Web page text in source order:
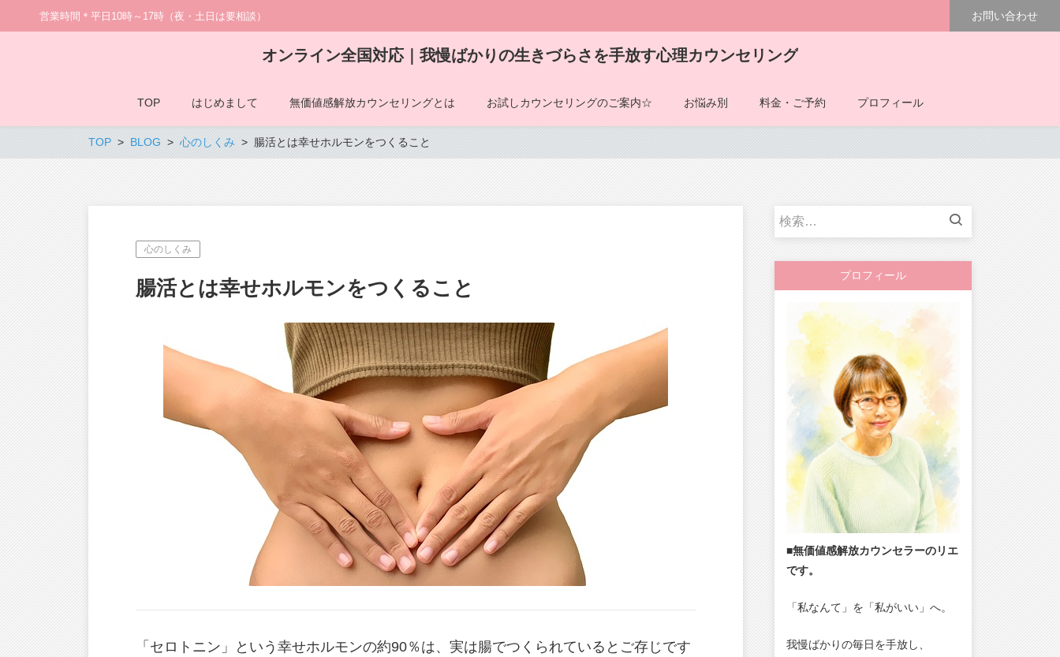
営業時間＊平日10時～17時（夜・土日は要相談） お問い合わせ
オンライン全国対応｜我慢ばかりの生きづらさを手放す心理カウンセリング
TOP はじめまして 無価値感解放カウンセリングとは お試しカウンセリングのご案内☆ お悩み別 料金・ご予約 プロフィール
TOP BLOG 心のしくみ 腸活とは幸せホルモンをつくること
心のしくみ
腸活とは幸せホルモンをつくること
「セロトニン」という幸せホルモンの約90％は、実は腸でつくられているとご存じです
検
プロフィール
■無価値感解放カウンセラーのリエ
です。
「私なんて」を「私がいい」へ。
我慢ばかりの毎日を手放し、